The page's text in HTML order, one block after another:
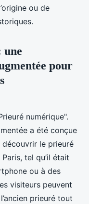
ou de
une
pour
numérique".
a été conçue
le prieuré
tel qu’il était
ou à des
visiteurs peuvent
prieuré tout